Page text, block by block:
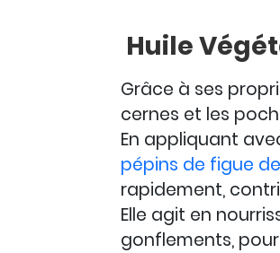
Huile
Grâce à ses
cernes et les
En appliquant
pépins de figue
rapidement,
Elle agit en
gonflements,